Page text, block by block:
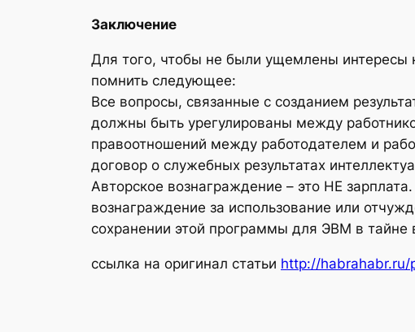
Заключение
Для того, чтобы не были ущемлены интересы
помнить следующее:
Все вопросы, связанные с созданием
должны быть урегулированы между
правоотношений между работодателем и
договор о служебных результатах
Авторское вознаграждение – это НЕ
вознаграждение за использование или
сохранении этой программы для ЭВМ в тайне
ссылка на оригинал статьи http://